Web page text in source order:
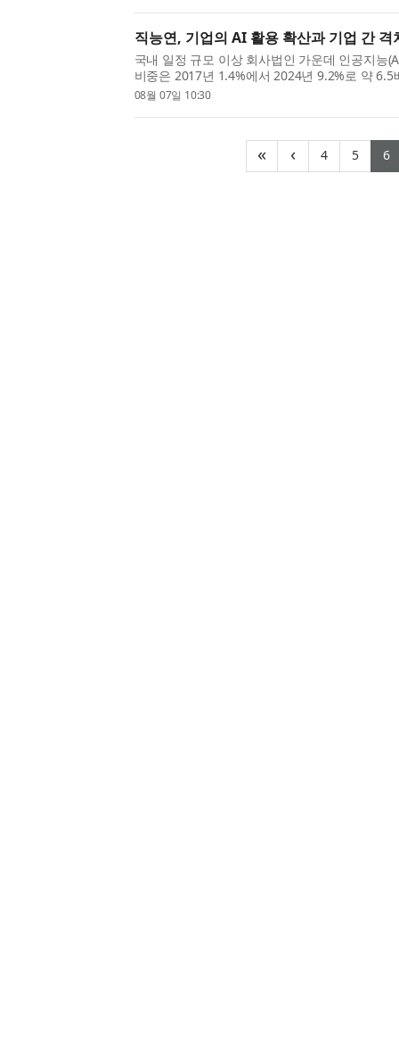
직능연, 기업의 AI 활용 확산과 기업 간 격
국내 일정 규모 이상 회사법인 가운데 인공지능
비중은 2017년 1.4%에서 2024년 9.2%로 약 6.5
2024년에도 활용률은 10%에 못 미쳤으며, 기업
08월 07일 10:30
« ‹ 4(current)
5 6